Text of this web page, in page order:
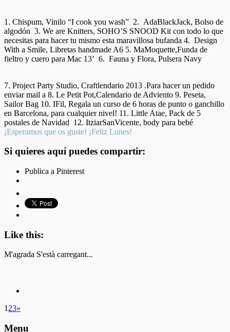
1. Chispum, Vinilo “I cook you wash” 2. AdaBlackJack, Bolso de
algodón 3. We are Knitters, SOHO’S SNOOD Kit con todo lo que
necesitas para hacer tu mismo esta maravillosa bufanda 4. Design
With a Smile, Libretas handmade A6 5. MaMoquette,Funda de
fieltro y cuero para Mac 13’ 6. Fauna y Flora, Pulsera Navy
7. Project Party Studio, Craftlendario 2013 .Para hacer un pedido
enviar mail a 8. Le Petit Pot,Calendario de Adviento 9. Peseta,
Sailor Bag 10. IFil, Regala un curso de 6 horas de punto o ganchillo
en Barcelona, para cualquier nivel! 11. Little Atae, Pack de 5
postales de Navidad 12. ItziarSanVicente, body para bebé
¡Esperamos que os guste! ¡Feliz Lunes!
Si quieres aquí puedes compartir:
Publica a Pinterest
Like this:
M'agrada S'està carregant...
123»
Menu